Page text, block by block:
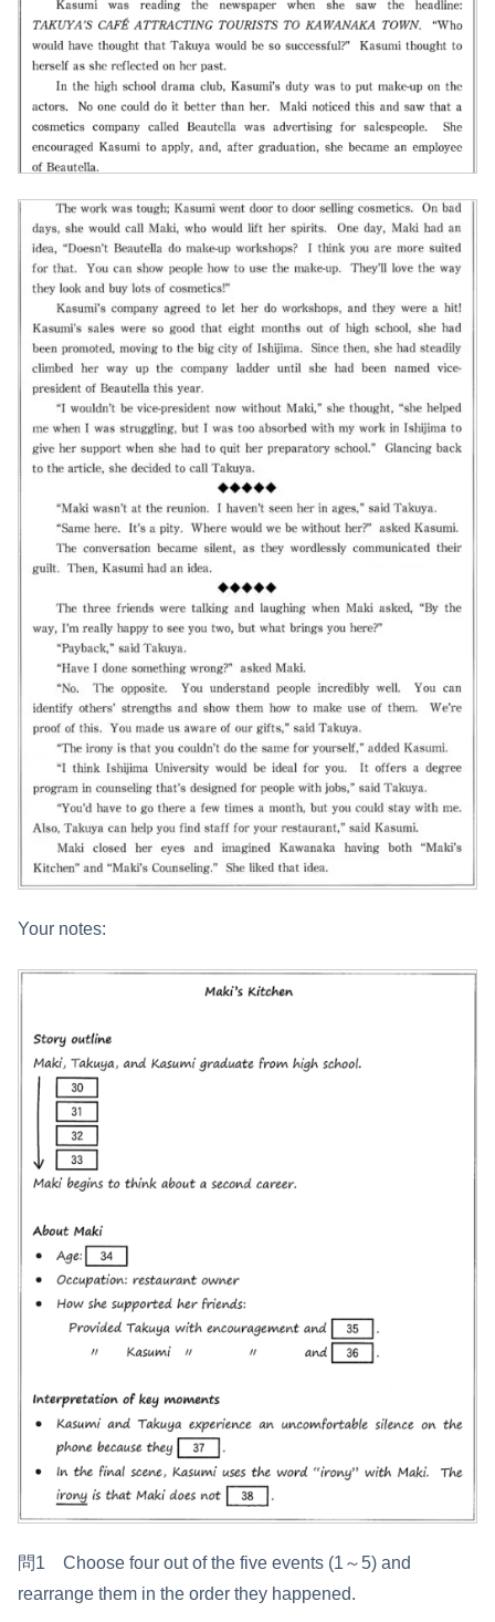
Your notes:
問1 Choose four out of the five events (1～5) and
rearrange them in the order they happened.